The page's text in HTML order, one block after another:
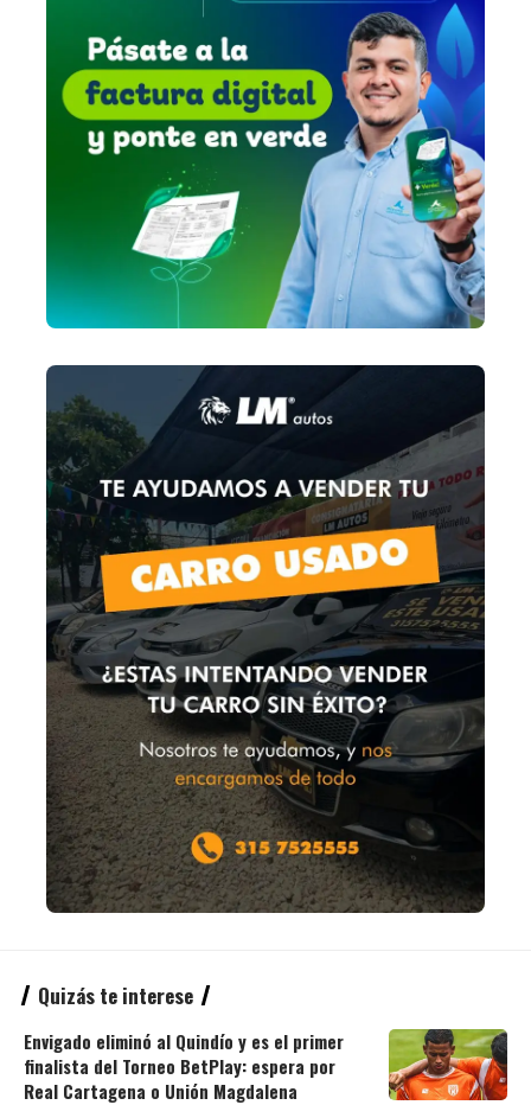
Quizás te interese
Envigado eliminó al Quindío y es el primer
finalista del Torneo BetPlay: espera por
Real Cartagena o Unión Magdalena